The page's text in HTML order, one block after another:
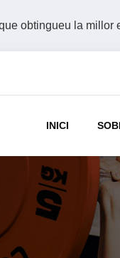
obtingueu la millor
INICI